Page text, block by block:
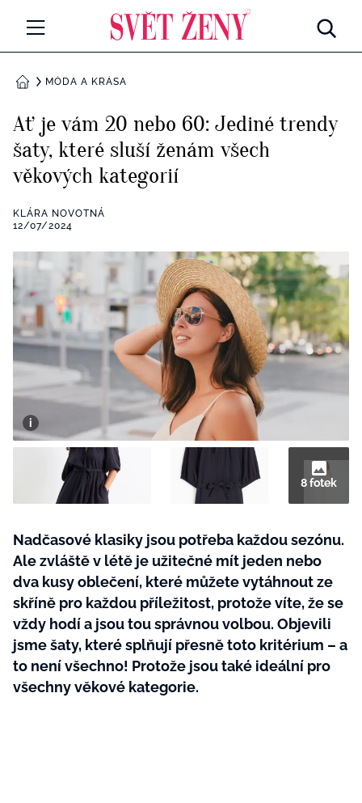
Všechny kategorie
Rozhovory
RETROHUBKY
Všechny kategorie
Seberozvoj
Všechny kategorie
Životní styl
ZÁBAVA
Všechny kategorie
Testy a kvízy
BYDLENÍ
Všechny kategorie
Tvoření
Rady a tipy
BurdaMedia
Extra
SVĚT ŽENY - 599 KČ
ROČNÍ PŘEDPLATNÉ SVĚT ŽENY +
SADA PRODUKTŮ MANA (10 ks)
DOMŮMÓDA A KRÁSA
Ať je vám 20 nebo 60: Jediné trendy
šaty, které sluší ženám všech
věkových kategorií
KLÁRA NOVOTNÁ
12/07/2024
8 fotek
Nadčasové klasiky jsou potřeba každou sezónu.
Ale zvláště v létě je užitečné mít jeden nebo
dva kusy oblečení, které můžete vytáhnout ze
skříně pro každou příležitost, protože víte, že se
vždy hodí a jsou tou správnou volbou. Objevili
jsme šaty, které splňují přesně toto kritérium – a
to není všechno! Protože jsou také ideální pro
všechny věkové kategorie.